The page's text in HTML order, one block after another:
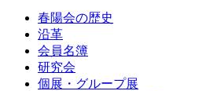
春陽会の歴史
沿革
会員名簿
研究会
個展・グループ展